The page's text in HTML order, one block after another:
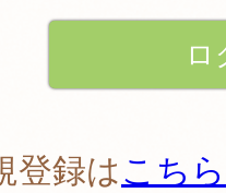
登録はこちら